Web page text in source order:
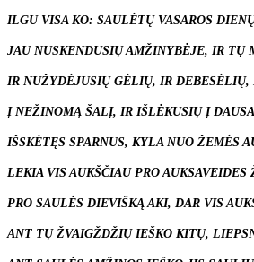
ILGU VISA KO: SAULĖTŲ VASAROS
JAU NUSKENDUSIŲ AMŽINYBĖJE, IR TŲ
IR NUŽYDĖJUSIŲ GĖLIŲ, IR DEBESĖLIŲ,
Į NEŽINOMĄ ŠALĮ, IR IŠLĖKUSIŲ Į
IŠSKĖTĘS SPARNUS, KYLA NUO ŽEMĖS
LEKIA VIS AUKŠČIAU PRO AUKSAVEIDES
PRO SAULĖS DIEVIŠKĄ AKI, DAR VIS
ANT TŲ ŽVAIGŽDŽIŲ IEŠKO KITŲ,